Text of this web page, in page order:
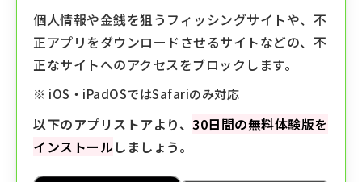
個人情報や金銭を狙うフィッシングサイトや、不
正アプリをダウンロードさせるサイトなどの、不
正なサイトへのアクセスをブロックします。
※ iOS・iPadOSではSafariのみ対応
以下のアプリストアより、 30日間の無料体験版を
インストール しましょう。